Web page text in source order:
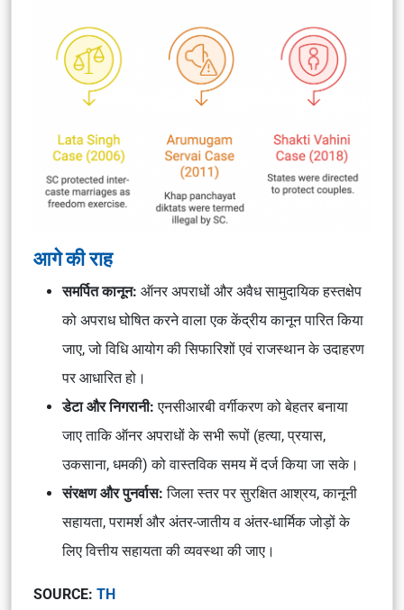
आगे की राह
समर्पित कानून: ऑनर अपराधों और अवैध सामुदायिक हस्तक्षेप
को अपराध घोषित करने वाला एक केंद्रीय कानून पारित किया
जाए, जो विधि आयोग की सिफारिशों एवं राजस्थान के उदाहरण
पर आधारित हो।
डेटा और निगरानी: एनसीआरबी वर्गीकरण को बेहतर बनाया
जाए ताकि ऑनर अपराधों के सभी रूपों (हत्या, प्रयास,
उकसाना, धमकी) को वास्तविक समय में दर्ज किया जा सके।
संरक्षण और पुनर्वास: जिला स्तर पर सुरक्षित आश्रय, कानूनी
सहायता, परामर्श और अंतर-जातीय व अंतर-धार्मिक जोड़ों के
लिए वित्तीय सहायता की व्यवस्था की जाए।
SOURCE: TH